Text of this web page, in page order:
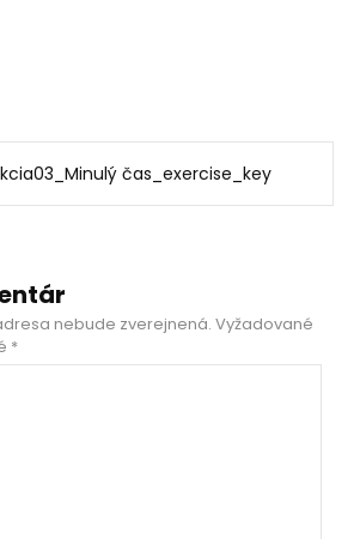
čas_exercise_key
nebude zverejnená. Vyžadované
*